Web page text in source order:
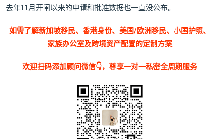
去年11月开闸以来的申请和批准数据也一直没公布。
如需了解新加坡移民、香港身份、美国/欧洲移民、小国护照、
家族办公室及跨境资产配置的定制方案
欢迎扫码添加顾问微信👇，尊享一对一私密全周期服务